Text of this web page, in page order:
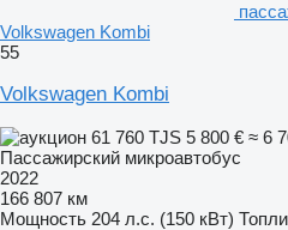
Volkswagen Kombi
55
Volkswagen Kombi
61 760 TJS 5 800 € ≈ 6
Пассажирский микроавтобус
2022
166 807 км
Мощность 204 л.с. (150 кВт)